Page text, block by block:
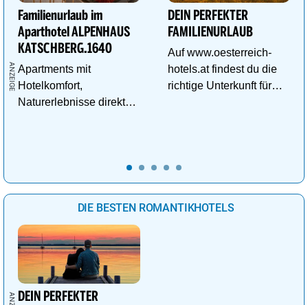
Familienurlaub im
Aparthotel ALPENHAUS
KATSCHBERG.1640
Apartments mit
Hotelkomfort,
Naturerlebnisse direkt
DEIN PERFEKTER
FAMILIENURLAUB
Auf www.oesterreich-
hotels.at findest du die
richtige Unterkunft für
DIE BESTEN ROMANTIKHOTELS
DEIN PERFEKTER